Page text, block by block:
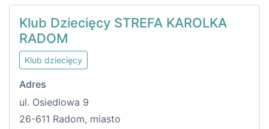
Klub Dziecięcy STREFA KAROLKA
RADOM
Klub dziecięcy
Adres
ul. Osiedlowa 9
26-611 Radom, miasto